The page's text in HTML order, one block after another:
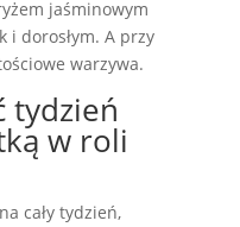
jaśminowym
i dorosłym. A przy
warzywa.
tydzień
w roli
cały tydzień,